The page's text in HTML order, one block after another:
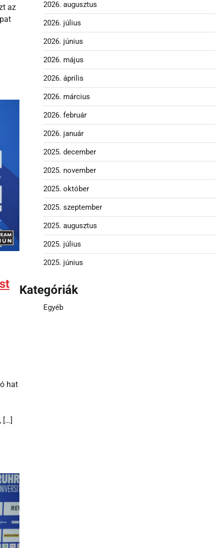
az
hat
[…]
2026. augusztus
2026. július
2026. június
2026. május
2026. április
2026. március
2026. február
2026. január
2025. december
2025. november
2025. október
2025. szeptember
2025. augusztus
2025. július
2025. június
Kategóriák
Egyéb